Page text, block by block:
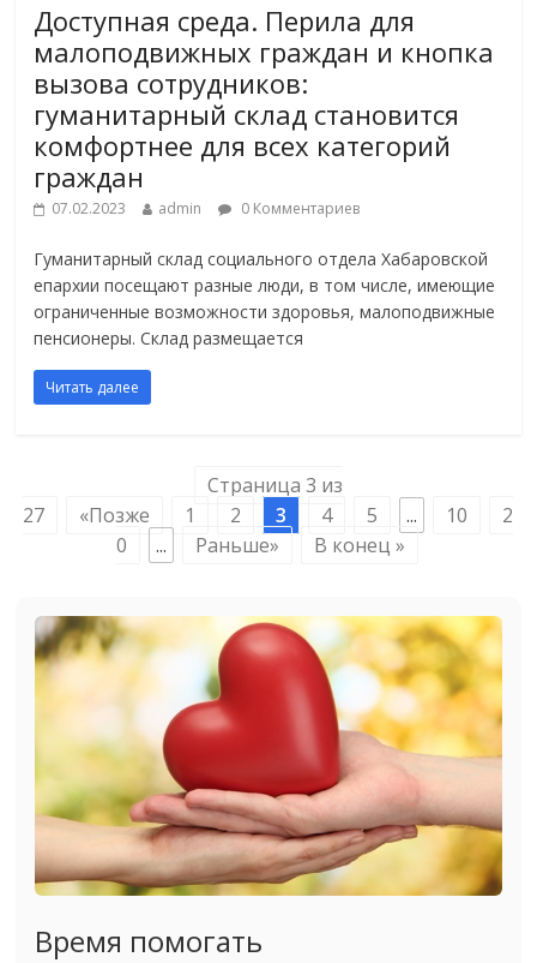
Доступная среда. Перила для
малоподвижных граждан и кнопка
вызова сотрудников:
гуманитарный склад становится
комфортнее для всех категорий
граждан
07.02.2023 admin 0 Комментариев
Гуманитарный склад социального отдела Хабаровской
епархии посещают разные люди, в том числе, имеющие
ограниченные возможности здоровья, малоподвижные
пенсионеры. Склад размещается
Читать далее
Страница 3 из
27
«Позже 1 2 3 4 5 ... 10
2
0
... Раньше» В конец »
Время помогать